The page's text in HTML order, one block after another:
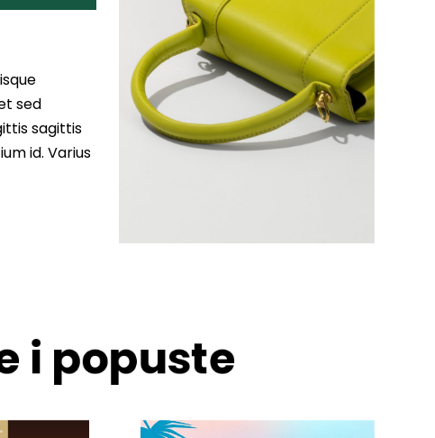
sed
sagittis
id. Varius
i popuste